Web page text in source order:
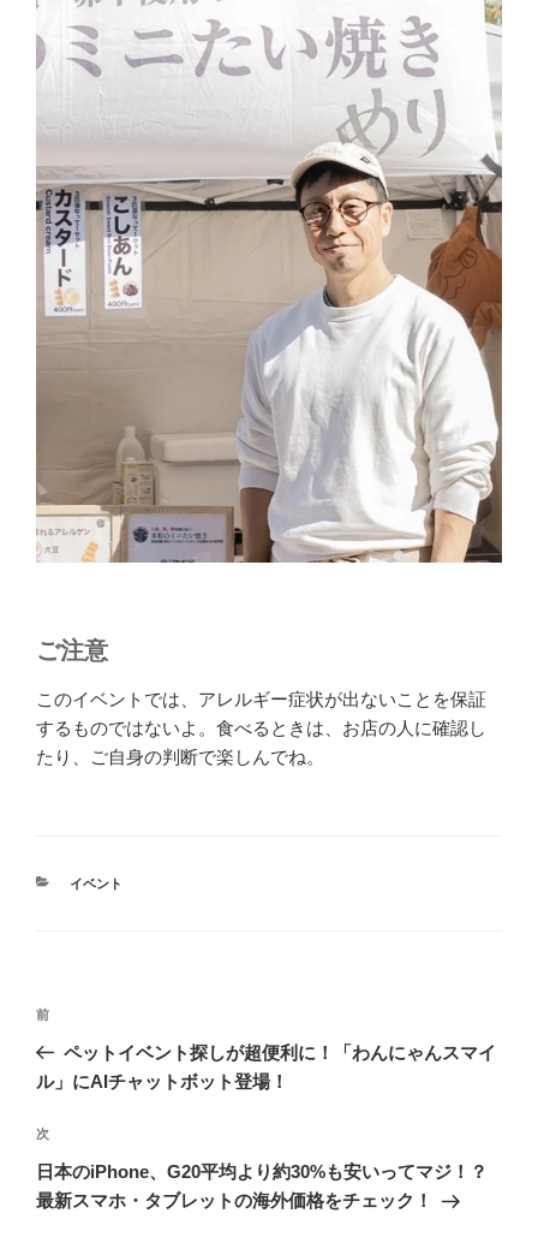
ご注意
このイベントでは、アレルギー症状が出ないことを保証
するものではないよ。食べるときは、お店の人に確認し
たり、ご自身の判断で楽しんでね。
カ
イベント
投
ナ
ゲ
ー
シ
前
の
投
前
ペットイベント探しが超便利に！「わんにゃんスマイ
ル」にAIチャットボット登場！
次
の
投
次
日本のiPhone、G20平均より約30%も安いってマジ！？
最新スマホ・タブレットの海外価格をチェック！